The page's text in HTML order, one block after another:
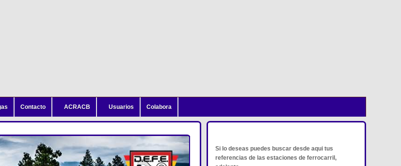
Contacto ACRACB Usuarios Colabora
Si lo deseas puedes buscar desde aqui tus
referencias de las estaciones de ferrocarril,